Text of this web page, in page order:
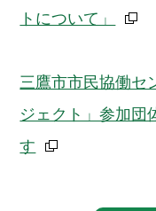
トについて」
三鷹市市民協働セ
ジェクト」参加団
す